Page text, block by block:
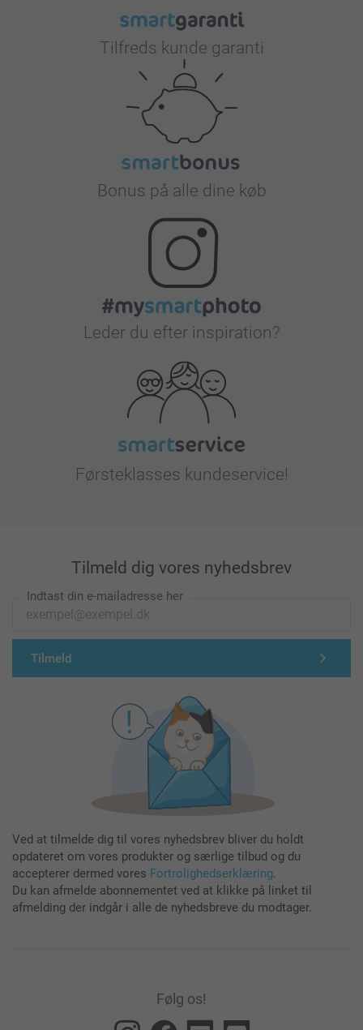
Tilfreds kunde garanti
Bonus på alle dine køb
Leder du efter inspiration?
Førsteklasses kundeservice!
Tilmeld dig vores nyhedsbrev
Indtast din e-mailadresse her
Tilmeld
Ved at tilmelde dig til vores nyhedsbrev bliver du holdt
opdateret om vores produkter og særlige tilbud og du
accepterer dermed vores Fortrolighedserklæring.
Du kan afmelde abonnementet ved at klikke på linket til
afmelding der indgår i alle de nyhedsbreve du modtager.
Følg os!